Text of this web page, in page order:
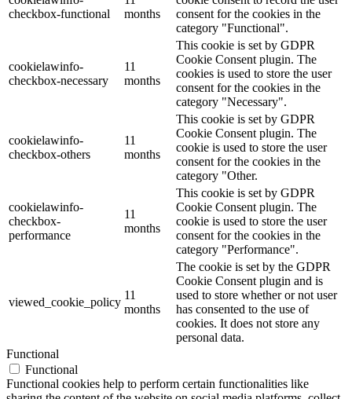
checkbox-functional
months
consent for the cookies in the
category "Functional".
cookielawinfo-
checkbox-necessary
11
months
This cookie is set by GDPR
Cookie Consent plugin. The
cookies is used to store the user
consent for the cookies in the
category "Necessary".
cookielawinfo-
checkbox-others
11
months
This cookie is set by GDPR
Cookie Consent plugin. The
cookie is used to store the user
consent for the cookies in the
category "Other.
cookielawinfo-
checkbox-
performance
11
months
This cookie is set by GDPR
Cookie Consent plugin. The
cookie is used to store the user
consent for the cookies in the
category "Performance".
viewed_cookie_policy
11
months
The cookie is set by the GDPR
Cookie Consent plugin and is
used to store whether or not user
has consented to the use of
cookies. It does not store any
personal data.
Functional
Functional
Functional cookies help to perform certain functionalities like